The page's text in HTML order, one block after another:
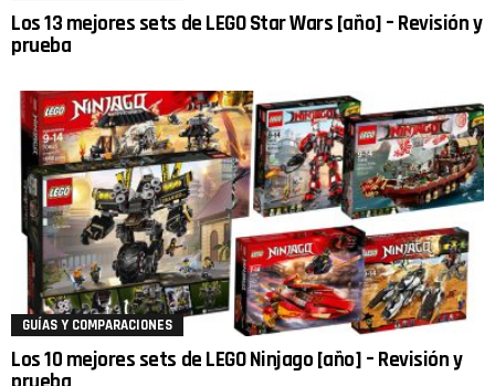
Los 13 mejores sets de LEGO Star Wars [año] – Revisión y
prueba
GUÍAS Y COMPARACIONES
Los 10 mejores sets de LEGO Ninjago [año] – Revisión y